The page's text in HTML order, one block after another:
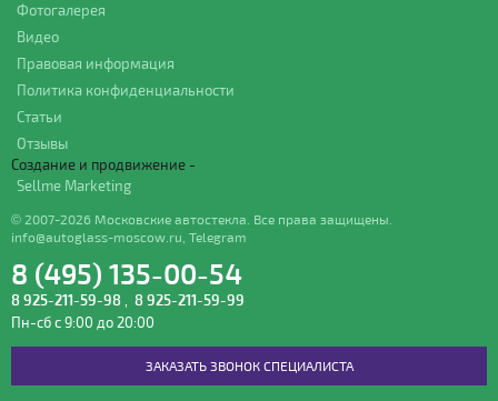
Фотогалерея
Видео
Правовая информация
Политика конфиденциальности
Статьи
Отзывы
Создание и продвижение -
Sellme Marketing
© 2007-2026 Московские автостекла. Все права защищены.
info@autoglass-moscow.ru Telegram
8 (495) 135-00-54
8 925-211-59-98 , 8 925-211-59-99
Пн-сб с 9:00 до 20:00
ЗАКАЗАТЬ ЗВОНОК СПЕЦИАЛИСТА